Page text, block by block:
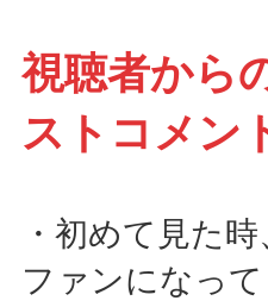
視聴者から
ストコメン
・初めて見た
ファンになっ